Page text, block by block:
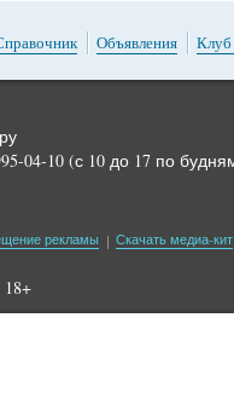
Объявления Клуб
04-10 (с 10 до 17 по
рекламы Скачать медиа-кит